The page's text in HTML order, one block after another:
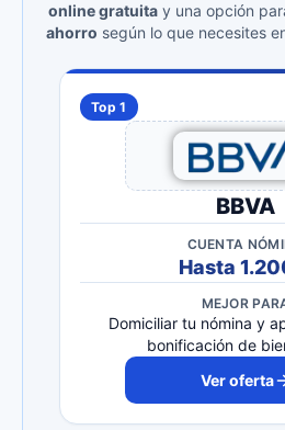
online gratuita y una opción
ahorro según lo que necesites
Top 1
BBVA
CUENTA
Hasta
MEJOR
Domiciliar tu nómina y
bonificación de
Ver oferta